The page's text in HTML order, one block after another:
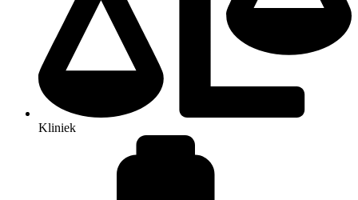
Kliniek